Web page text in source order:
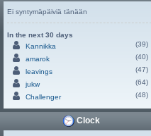
Ei syntymäpäiviä tänään
In the next 30 days
Kannikka
(39)
amarok
(40)
leavings
(47)
jukw
(64)
Challenger
(48)
Clock